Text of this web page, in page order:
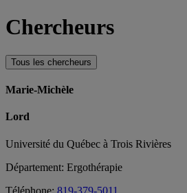
Chercheurs
Tous les chercheurs
Marie-Michèle
Lord
Université du Québec à Trois Rivières
Département: Ergothérapie
Téléphone: 819-379-5011